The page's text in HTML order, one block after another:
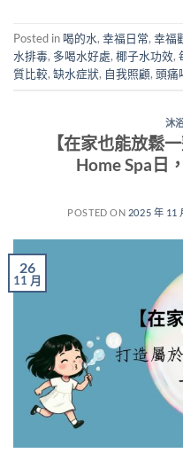
Posted in 喝的水, 幸福日常, 幸福
水排毒, 多喝水好處, 椰子水功效,
質比較, 缺水症狀, 自我照顧, 頭痛
沐
【在家也能放鬆
Home Spa日
POSTED ON 2025 年 11
26
11 月